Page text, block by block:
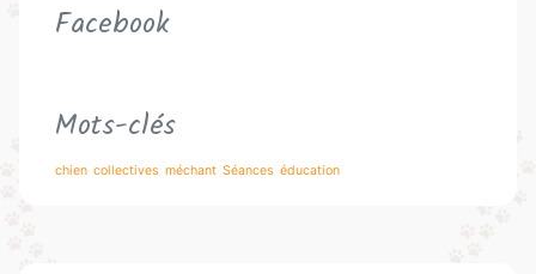
Facebook
Mots-clés
chien collectives méchant Séances éducation